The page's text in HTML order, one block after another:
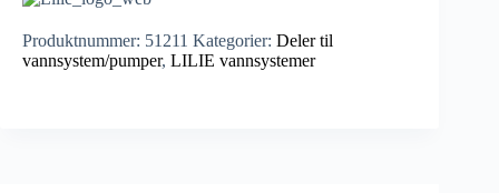
Produktnummer: 51211 Kategorier: Deler til
vannsystem/pumper, LILIE vannsystemer